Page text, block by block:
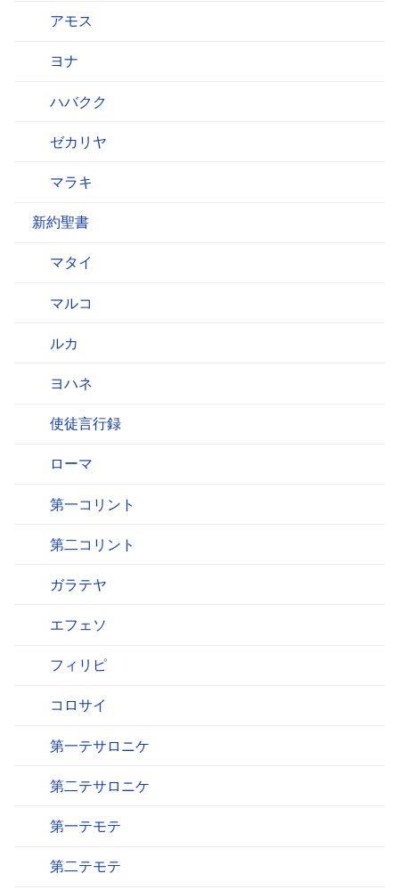
アモス
ヨナ
ハバクク
ゼカリヤ
マラキ
新約聖書
マタイ
マルコ
ルカ
ヨハネ
使徒言行録
ローマ
第一コリント
第二コリント
ガラテヤ
エフェソ
フィリピ
コロサイ
第一テサロニケ
第二テサロニケ
第一テモテ
第二テモテ